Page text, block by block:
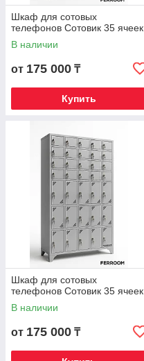
Шкаф для сотовых
телефонов Сотовик 35 ячеек
В наличии
от 175 000 ₸
Купить
Шкаф для сотовых
телефонов Сотовик 35 ячеек
В наличии
от 175 000 ₸